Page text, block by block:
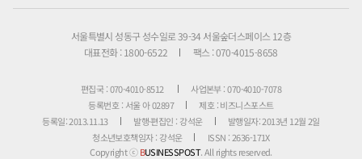
서울특별시 성동구 성수일로 39-34 서울숲더스페이스 12층
대표전화 : 1800-6522
팩스 : 070-4015-8658
편집국 : 070-4010-8512
사업본부 : 070-4010-7078
등록번호 : 서울 아 02897
제호 : 비즈니스포스트
등록일: 2013.11.13
발행·편집인 : 강석운
발행일자: 2013년 12월 2일
청소년보호책임자 : 강석운
ISSN : 2636-171X
Copyright ⓒBUSINESSPOST. All rights reserved.